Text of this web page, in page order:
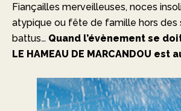
Fiançailles merveilleuses, noces
atypique ou fête de famille hors des
battus… Quand l’évènement se
LE HAMEAU DE MARCANDOU est